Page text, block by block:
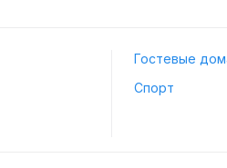
Гостевые
Спорт